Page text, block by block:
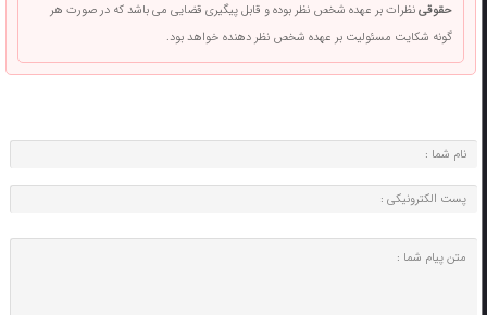
حقوقینظرات بر عهده شخص نظر بوده و قابل پیگیری قضایی می باشد که در صورت هر
گونه شکایت مسئولیت بر عهده شخص نظر دهنده خواهد بود.